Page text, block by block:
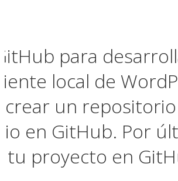
para
local de
un
en GitHub. Por
tu proyecto en